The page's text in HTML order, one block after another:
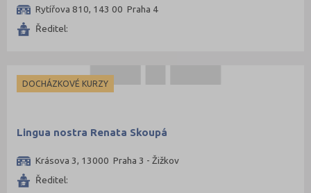
Rytířova 810, 143 00 Praha 4
Ředitel:
DOCHÁZKOVÉ KURZY
Lingua nostra Renata Skoupá
Krásova 3, 13000 Praha 3 - Žižkov
Ředitel: